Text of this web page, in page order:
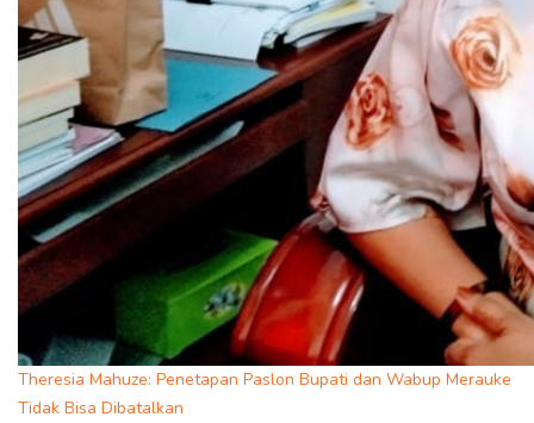
Theresia Mahuze: Penetapan Paslon Bupati dan Wabup Merauke
Tidak Bisa Dibatalkan